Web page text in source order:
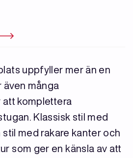
uppfyller mer än en
många
komplettera
Klassisk stil med
med rakare kanter och
som ger en känsla av att